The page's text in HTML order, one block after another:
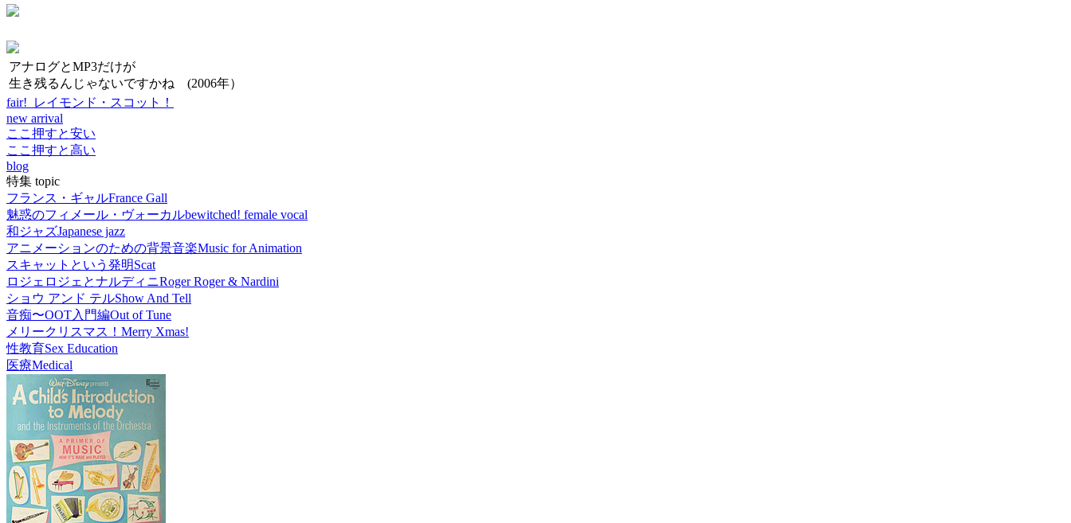
アナログとMP3だけが
生き残るんじゃないですかね (2006年）
fair! レイモンド・スコット！
new arrival
ここ押すと安い
ここ押すと高い
blog
特集 topic
フランス・ギャルFrance Gall
魅惑のフィメール・ヴォーカルbewitched! female vocal
和ジャズJapanese jazz
アニメーションのための背景音楽Music for Animation
スキャットという発明Scat
ロジェロジェとナルディニRoger Roger & Nardini
ショウ アンド テルShow And Tell
音痴〜OOT入門編Out of Tune
メリークリスマス！ Merry Xmas!
性教育Sex Education
医療Medical